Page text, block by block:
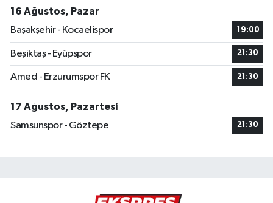
16 Ağustos, Pazar
Başakşehir - Kocaelispor
19:00
Beşiktaş - Eyüpspor 21:30
Amed - Erzurumspor FK 21:30
17 Ağustos, Pazartesi
Samsunspor - Göztepe
21:30